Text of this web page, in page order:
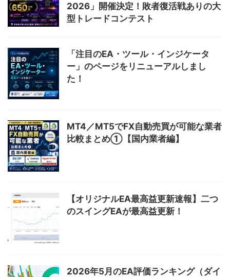
2026」開催決定！敗者復活戦ありの大
型トレードコンテスト
「注目のEA・ツール・インジケータ
ー」のページをリニューアルしまし
た！
MT4／MT5でFX自動売買が可能な業者
比較まとめ①【国内業者編】
【オリジナルEA最高益更新速報】二つ
のスイングEAが最高益更新！
2026年5月のEA評価ランキング（ダイ